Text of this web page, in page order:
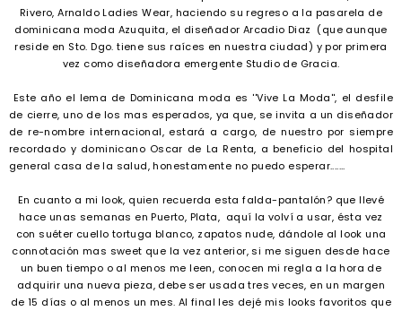
Rivero, Arnaldo Ladies Wear, haciendo su regreso a la pasarela de
dominicana moda Azuquita, el diseñador Arcadio Diaz (que aunque
reside en Sto. Dgo. tiene sus raíces en nuestra ciudad) y por primera
vez como diseñadora emergente Studio de Gracia.
Este año el lema de Dominicana moda es ''Vive La Moda'', el desfile
de cierre, uno de los mas esperados, ya que, se invita a un diseñador
de re-nombre internacional, estará a cargo, de nuestro por siempre
recordado y dominicano Oscar de La Renta, a beneficio del hospital
general casa de la salud, honestamente no puedo esperar.......
En cuanto a mi look, quien recuerda esta falda-pantalón? que llevé
hace unas semanas en Puerto, Plata, aquí la volví a usar, ésta vez
con suéter cuello tortuga blanco, zapatos nude, dándole al look una
connotación mas sweet que la vez anterior, si me siguen desde hace
un buen tiempo o al menos me leen, conocen mi regla a la hora de
adquirir una nueva pieza, debe ser usada tres veces, en un margen
de 15 días o al menos un mes. Al final les dejé mis looks favoritos que